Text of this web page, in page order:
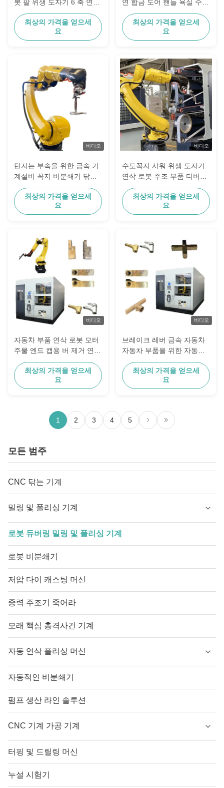
봇 팔 위생 도자기 6 축 연마
기계 버핑 장비 공급 업체
최상의 가격을 얻으세
요
연 합금 도어 핸들 욕실 수도
꼭지 산업용 버핑 기계
최상의 가격을 얻으세
요
비디오
던지는 부속을 위한 금속 기
계설비 꼭지 비분쇄기 닦는
로봇 체계
최상의 가격을 얻으세
요
비디오
수도꼭지 샤워 위생 도자기
연삭 로봇 주조 부품 디버링
연마 기계
최상의 가격을 얻으세
요
비디오
자동차 부품 연삭 로봇 모터
주물 엔드 캡용 버 제거 연마
기계 장비
최상의 가격을 얻으세
요
비디오
브레이크 레버 금속 자동차
자동차 부품을 위한 자동화
된 가는 로봇식 닦는 체계
최상의 가격을 얻으세
요
1 2 3 4 5
모든 범주
CNC 닦는 기계
밀링 및 폴리싱 기계
로봇 듀버링 밀링 및 폴리싱 기계
로봇 비분쇄기
저압 다이 캐스팅 머신
중력 주조기 죽어라
모래 핵심 총격사건 기계
자동 연삭 폴리싱 머신
자동적인 비분쇄기
펌프 생산 라인 솔루션
CNC 기계 가공 기계
터핑 및 드릴링 머신
누설 시험기